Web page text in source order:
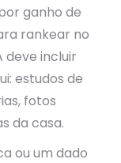
ganho de
rankear no
deve incluir
estudos de
fotos
da casa.
ou um dado